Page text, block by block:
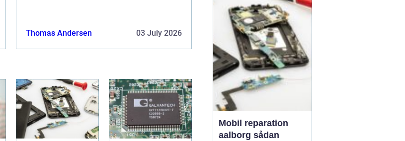
Thomas Andersen 03 July 2026
erhvervsbygninger til at
fremstå velholdte og
giver et bedre indeklima.
Flere boligejere og
virksomheder vælger
derfor at bruge en
professionel01 July
2026
Mobil reparation
aalborg sådan